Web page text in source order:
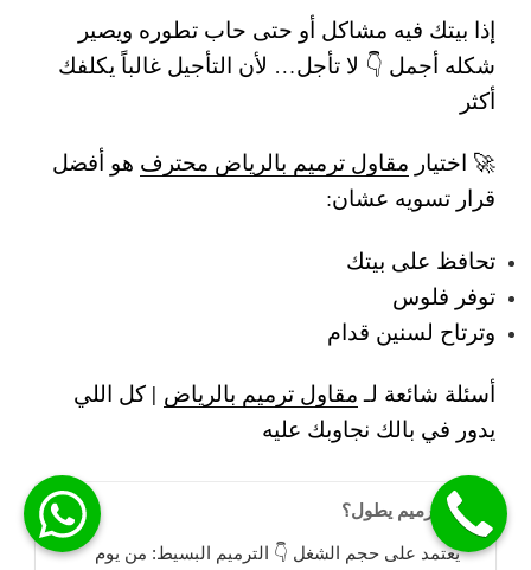
إذا بيتك فيه مشاكل أو حتى حاب تطوره ويصير
شكله أجمل 👇 لا تأجل… لأن التأجيل غالباً يكلفك
أكثر
🚀 اختيار مقاول ترميم بالرياض محترف هو أفضل
قرار تسويه عشان:
تحافظ على بيتك
توفر فلوس
وترتاح لسنين قدام
أسئلة شائعة لـ مقاول ترميم بالرياض | كل اللي
يدور في بالك نجاوبك عليه
هل الترميم يطول؟
يعتمد على حجم الشغل 👇 الترميم البسيط: من يوم